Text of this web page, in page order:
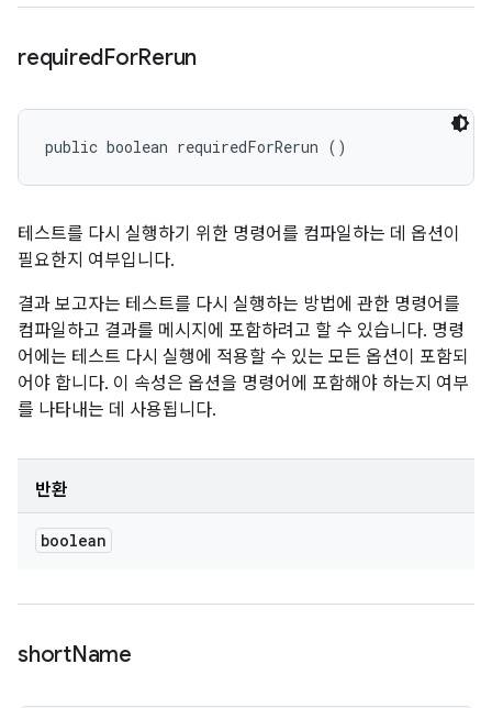
requiredForRerun
public boolean requiredForRerun ()
테스트를 다시 실행하기 위한 명령어를 컴파일하는 데 옵션이
필요한지 여부입니다.
결과 보고자는 테스트를 다시 실행하는 방법에 관한 명령어를
컴파일하고 결과를 메시지에 포함하려고 할 수 있습니다. 명령
어에는 테스트 다시 실행에 적용할 수 있는 모든 옵션이 포함되
어야 합니다. 이 속성은 옵션을 명령어에 포함해야 하는지 여부
를 나타내는 데 사용됩니다.
반환
boolean
shortName